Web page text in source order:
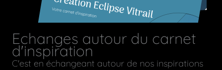
Echanges autour du carnet
d'inspiration
C'est en échangeant autour de nos inspirations